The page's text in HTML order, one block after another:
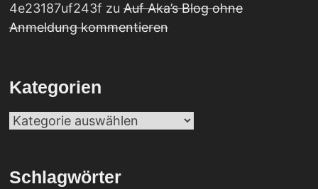
4e23187uf243f zuAuf Aka’s Blog ohne
Anmeldung kommentieren
Kategorien
Kategorien
Schlagwörter